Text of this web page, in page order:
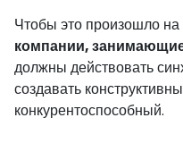
Чтобы это произошло
компании,
должны действовать
создавать
конкурентоспособный.